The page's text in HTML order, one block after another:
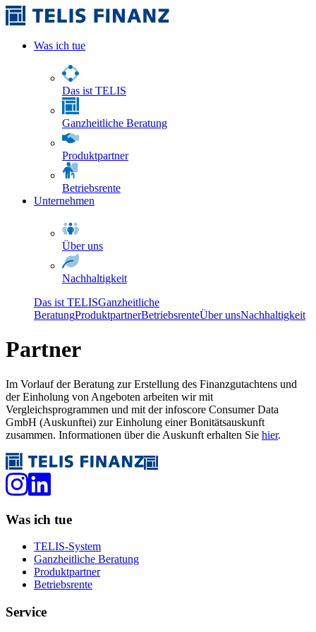
Was ich tue
Das ist TELIS
Ganzheitliche Beratung
Produktpartner
Betriebsrente
Unternehmen
Über uns
Nachhaltigkeit
Das ist TELISGanzheitliche
BeratungProduktpartnerBetriebsrenteÜber unsNachhaltigkeit
Partner
Im Vorlauf der Beratung zur Erstellung des Finanzgutachtens und
der Einholung von Angeboten arbeiten wir mit
Vergleichsprogrammen und mit der infoscore Consumer Data
GmbH (Auskunftei) zur Einholung einer Bonitätsauskunft
zusammen. Informationen über die Auskunft erhalten Sie hier.
Was ich tue
TELIS-System
Ganzheitliche Beratung
Produktpartner
Betriebsrente
Service